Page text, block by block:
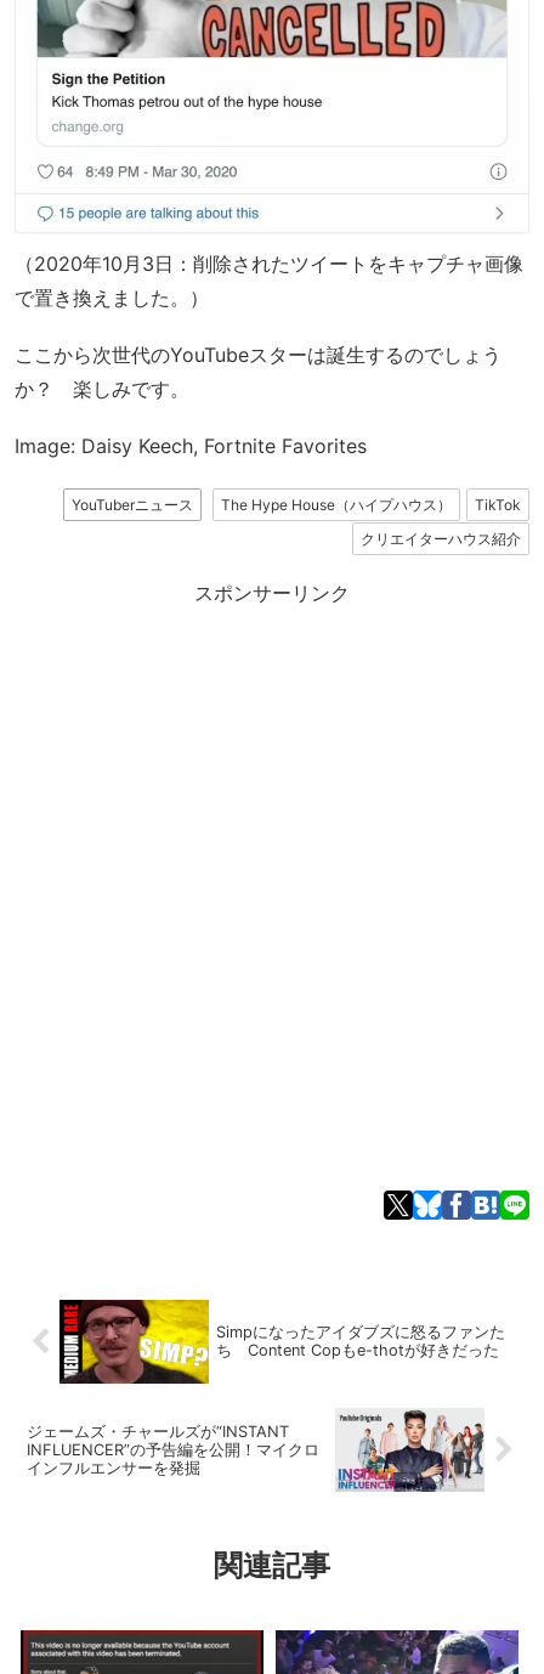
（2020年10月3日：削除されたツイートをキャプチャ画像
で置き換えました。）
ここから次世代のYouTubeスターは誕生するのでしょう
か？ 楽しみです。
Image: Daisy Keech, Fortnite Favorites
YouTuberニュース The Hype House（ハイプハウス）
TikTok
クリエイターハウス紹介
スポンサーリンク
Simpになったアイダブズに怒るファンた
ち Content Copもe-thotが好きだった
ジェームズ・チャールズが“INSTANT
INFLUENCER”の予告編を公開！マイクロ
インフルエンサーを発掘
関連記事